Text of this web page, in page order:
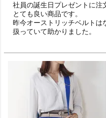
社員の誕生日プレゼントに注
とても良い商品です。
昨今オーストリッチベルトは
扱っていて助かりました。